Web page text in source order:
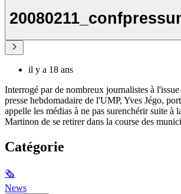
il y a 18 ans
Interrogé par de nombreux journalistes à
presse hebdomadaire de l'UMP, Yves Jégo,
appelle les médias à ne pas surenchérir suite à
Martinon de se retirer dans la course des
Catégorie
🗞
News